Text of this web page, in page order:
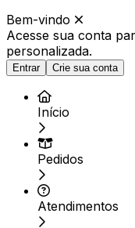
Bem-vindo
Acesse sua conta
personalizada.
Entrar Crie sua conta
Início
Pedidos
Atendimentos